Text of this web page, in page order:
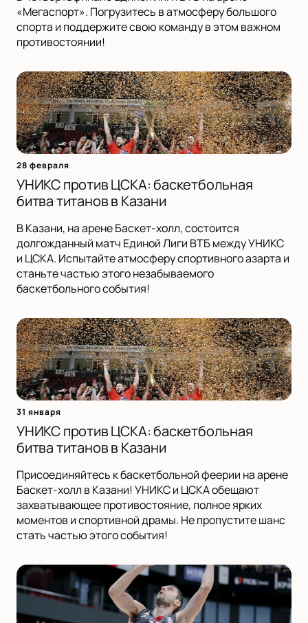
«Мегаспорт». Погрузитесь в атмосферу большого
спорта и поддержите свою команду в этом важном
противостоянии!
28 февраля
УНИКС против ЦСКА: баскетбольная
битва титанов в Казани
В Казани, на арене Баскет-холл, состоится
долгожданный матч Единой Лиги ВТБ между УНИКС
и ЦСКА. Испытайте атмосферу спортивного азарта и
станьте частью этого незабываемого
баскетбольного события!
31 января
УНИКС против ЦСКА: баскетбольная
битва титанов в Казани
Присоединяйтесь к баскетбольной феерии на арене
Баскет-холл в Казани! УНИКС и ЦСКА обещают
захватывающее противостояние, полное ярких
моментов и спортивной драмы. Не пропустите шанс
стать частью этого события!